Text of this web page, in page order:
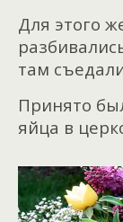
Для этого
там
Принято
яйца в